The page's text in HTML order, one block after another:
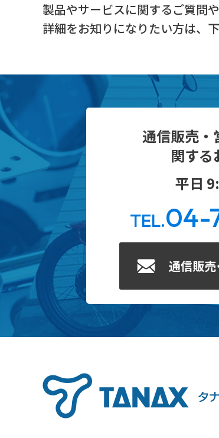
製品やサービスに関するご質問
詳細をお知りになりたい方は、
通信販売・
関する
平日
TEL.04-
通信販売